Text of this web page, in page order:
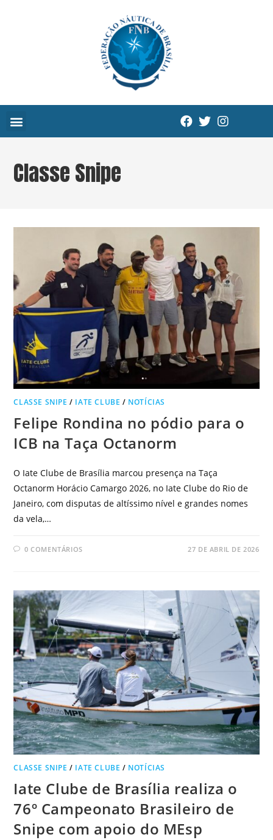
Classe Snipe
CLASSE SNIPE / IATE CLUBE / NOTÍCIAS
Felipe Rondina no pódio para o
ICB na Taça Octanorm
O Iate Clube de Brasília marcou presença na Taça
Octanorm Horácio Camargo 2026, no Iate Clube do Rio de
Janeiro, com disputas de altíssimo nível e grandes nomes
da vela,…
0 COMENTÁRIOS 27 DE ABRIL DE 2026
CLASSE SNIPE / IATE CLUBE / NOTÍCIAS
Iate Clube de Brasília realiza o
76º Campeonato Brasileiro de
Snipe com apoio do MEsp